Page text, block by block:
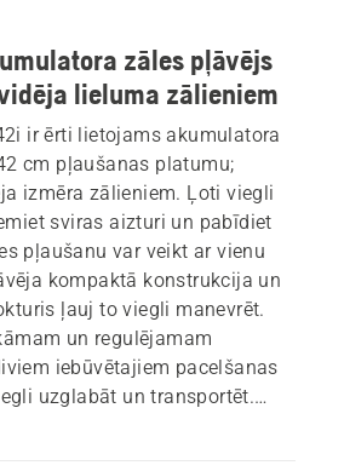
zāles pļāvējs
lieluma zālieniem
ir ērti lietojams akumulatora
cm pļaušanas platumu;
izmēra zālieniem. Ļoti viegli
sviras aizturi un pabīdiet
pļaušanu var veikt ar vienu
kompaktā konstrukcija un
ļauj to viegli manevrēt.
un regulējamam
iebūvētajiem pacelšanas
uzglabāt un transportēt.